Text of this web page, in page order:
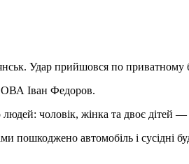
Удар прийшовся по
ОВА Іван Федоров.
чоловік, жінка та двоє дітей —
пошкоджено автомобіль і сусідні